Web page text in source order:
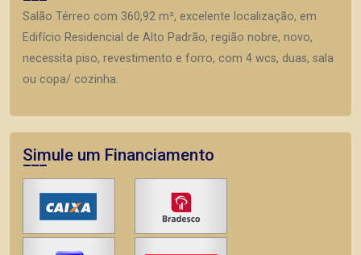
Salão Térreo com 360,92 m², excelente localização, em
Edifício Residencial de Alto Padrão, região nobre, novo,
necessita piso, revestimento e forro, com 4 wcs, duas, sala
ou copa/ cozinha.
Simule um Financiamento